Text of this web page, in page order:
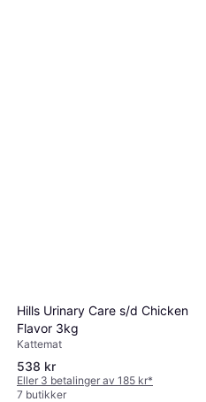
Hills Urinary Care s/d Chicken
Flavor 3kg
Kattemat
538 kr
Eller 3 betalinger av 185 kr*
7 butikker